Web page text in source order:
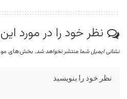
نظر خود را در مورد
نشانی ایمیل شما منتشر نخواهد شد. بخش‌های